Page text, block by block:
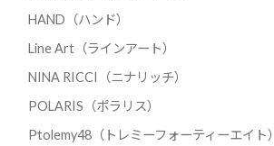
HAND（ハンド）
Line Art（ラインアート）
NINA RICCI（ニナリッチ）
POLARIS（ポラリス）
Ptolemy48（トレミーフォーティーエイト）